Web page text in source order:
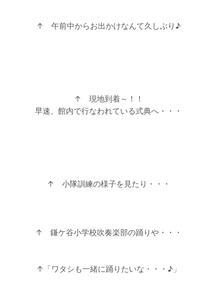
↑ 午前中からお出かけなんて久しぶり♪
↑ 現地到着～！！
早速、館内で行なわれている式典へ・・・
↑ 小隊訓練の様子を見たり・・・
↑ 鎌ケ谷小学校吹奏楽部の踊りや・・・
↑「ワタシも一緒に踊りたいな・・・♪」